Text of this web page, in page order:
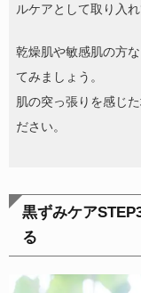
ルケアとして取り入
乾燥肌や敏感肌の方
てみましょう。
肌の突っ張りを感じ
ださい。
黒ずみケア
る